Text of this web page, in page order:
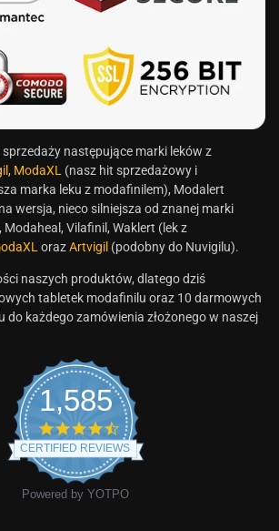
następujące marki leków z
, ModaXL (nasz hit sprzedażowy i
marka leku z modafinilem), Modalert
wersja, nieco silniejsza od znanej marki
Vilafinil, Waklert (lek z
orazArtvigil (podobny do Nuvigilu).
naszych produktów, dlatego dziś
tabletek modafinilu oraz 10 darmowych
do każdego zamówienia złożonego w naszej
1,585
CERTIFIED REVIEWS
Powered by YOTPO